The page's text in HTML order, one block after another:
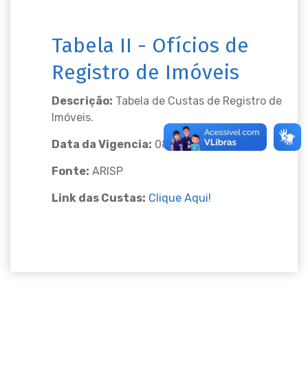
Tabela II - Ofícios de
Registro de Imóveis
Descrição: Tabela de Custas de Registro de
Imóveis.
Data da Vigencia: 08/jan/2026
Fonte: ARISP
Link das Custas: Clique Aqui!